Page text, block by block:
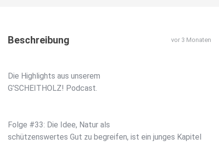
Beschreibung vor 3 Monaten
Die Highlights aus unserem
G’SCHEITHOLZ! Podcast.
Folge #33: Die Idee, Natur als
schützenswertes Gut zu begreifen, ist ein junges Kapitel